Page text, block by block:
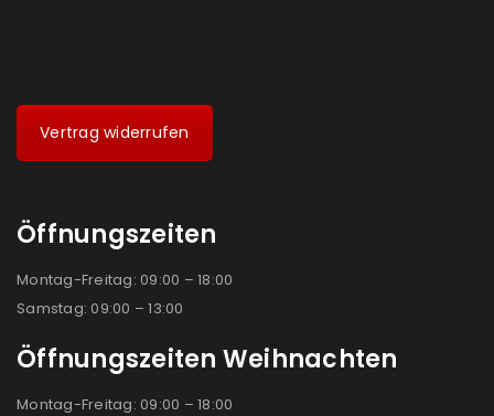
Vertrag widerrufen
Öffnungszeiten
Montag-Freitag: 09:00 – 18:00
Samstag: 09:00 – 13:00
Öffnungszeiten Weihnachten
Montag-Freitag: 09:00 – 18:00